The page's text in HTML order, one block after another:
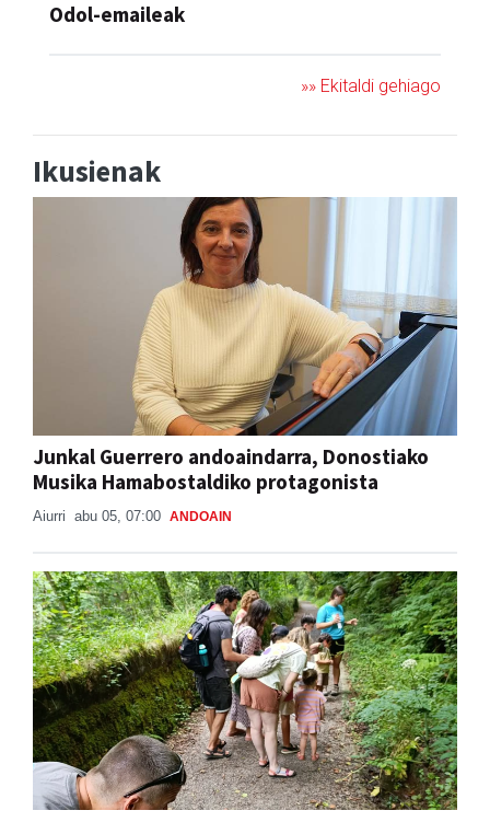
Odol-emaileak
»» Ekitaldi gehiago
Ikusienak
Junkal Guerrero andoaindarra, Donostiako
Musika Hamabostaldiko protagonista
Aiurri abu 05, 07:00 ANDOAIN